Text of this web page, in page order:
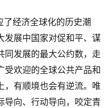
经济全球化的历史潮
发展中国家对促和平、谋
同发展的最大公约数，走
受欢迎的全球公共产品和
，有顺境也会有逆流。唯
导向、行动导向，咬定青